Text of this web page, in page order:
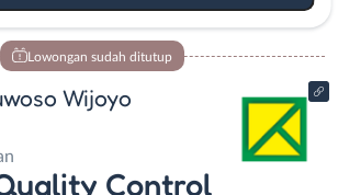
Lowongan sudah ditutup
Wijoyo
Control